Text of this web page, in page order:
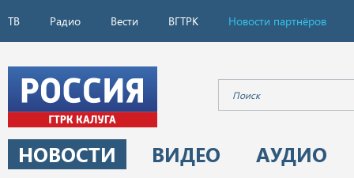
ТВ Радио Вести ВГТРК Новости партнёров
НОВОСТИ ВИДЕО
АУДИО